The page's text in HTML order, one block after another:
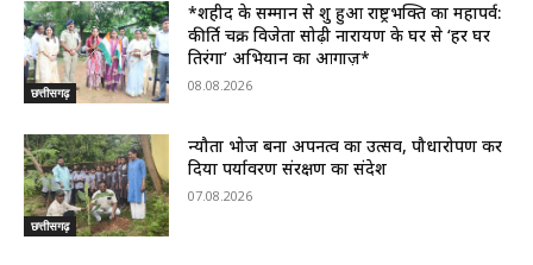
छत्तीसगढ़
*शहीद के सम्मान से शुरू हुआ राष्ट्रभक्ति का महापर्व:
कीर्ति चक्र विजेता सोढ़ी नारायण के घर से ‘हर घर
तिरंगा’ अभियान का आगाज़*
08.08.2026
छत्तीसगढ़
न्यौता भोज बना अपनत्व का उत्सव, पौधारोपण कर
दिया पर्यावरण संरक्षण का संदेश
07.08.2026